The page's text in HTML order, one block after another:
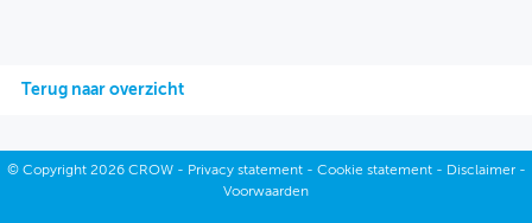
Terug naar overzicht
© Copyright2026 CROW - Privacy statement- Cookie statement- Disclaimer-
Voorwaarden